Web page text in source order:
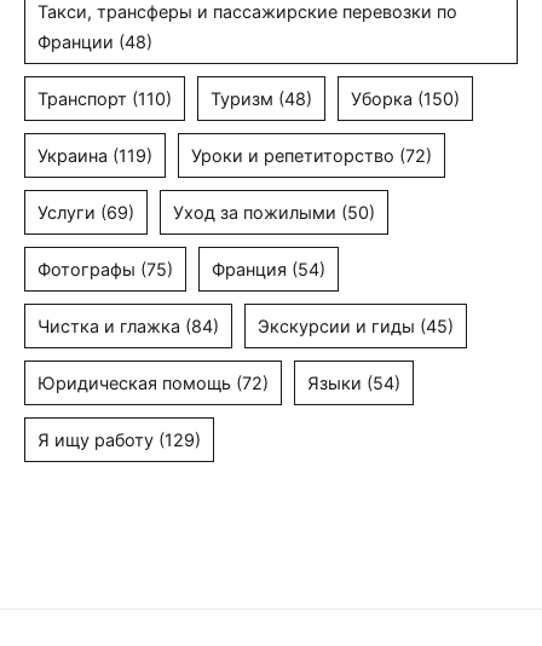
Такси, трансферы и пассажирские перевозки по
Франции (48)
Транспорт (110) Туризм (48) Уборка (150)
Украина (119) Уроки и репетиторство (72)
Услуги (69) Уход за пожилыми (50)
Фотографы (75) Франция (54)
Чистка и глажка (84) Экскурсии и гиды (45)
Юридическая помощь (72) Языки (54)
Я ищу работу (129)